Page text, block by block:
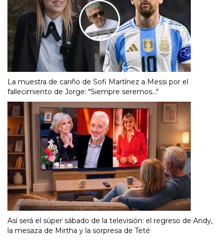
La muestra de cariño de Sofi Martínez a Messi por el
fallecimiento de Jorge: "Siempre seremos..."
Así será el súper sábado de la televisión: el regreso de Andy,
la mesaza de Mirtha y la sorpresa de Teté